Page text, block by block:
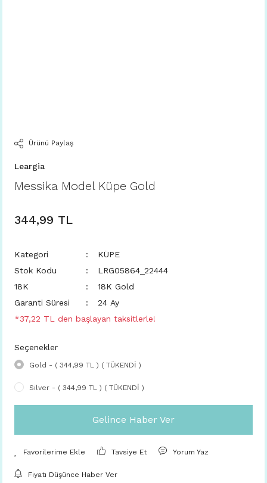
Ürünü Paylaş
Leargia
Messika Model Küpe Gold
344,99 TL
Kategori
KÜPE
Stok Kodu
LRG05864_22444
18K
18K Gold
Garanti Süresi
24 Ay
*37,22 TL den başlayan taksitlerle!
Seçenekler
Gold - ( 344,99 TL ) ( TÜKENDİ )
Silver - ( 344,99 TL ) ( TÜKENDİ )
Gelince Haber Ver
Tavsiye Et Yorum Yaz
Fiyatı Düşünce Haber Ver